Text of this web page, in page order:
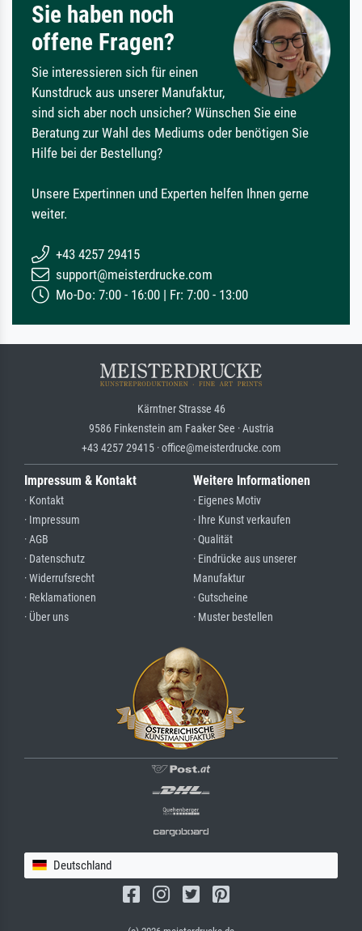
Sie haben noch
offene Fragen?
Sie interessieren sich für einen
Kunstdruck aus unserer Manufaktur,
sind sich aber noch unsicher? Wünschen Sie eine
Beratung zur Wahl des Mediums oder benötigen Sie
Hilfe bei der Bestellung?
Unsere Expertinnen und Experten helfen Ihnen gerne
weiter.
+43 4257 29415
support@meisterdrucke.com
Mo-Do: 7:00 - 16:00 | Fr: 7:00 - 13:00
Kärntner Strasse 46
9586 Finkenstein am Faaker See · Austria
+43 4257 29415 · office@meisterdrucke.com
Impressum & Kontakt
· Kontakt
· Impressum
· AGB
· Datenschutz
· Widerrufsrecht
· Reklamationen
· Über uns
Weitere Informationen
· Eigenes Motiv
· Ihre Kunst verkaufen
· Qualität
· Eindrücke aus unserer
Manufaktur
· Gutscheine
· Muster bestellen
Deutschland